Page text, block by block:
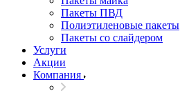
Пакеты ПВД
Полиэтиленовые пакеты
Пакеты со слайдером
Услуги
Акции
Компания